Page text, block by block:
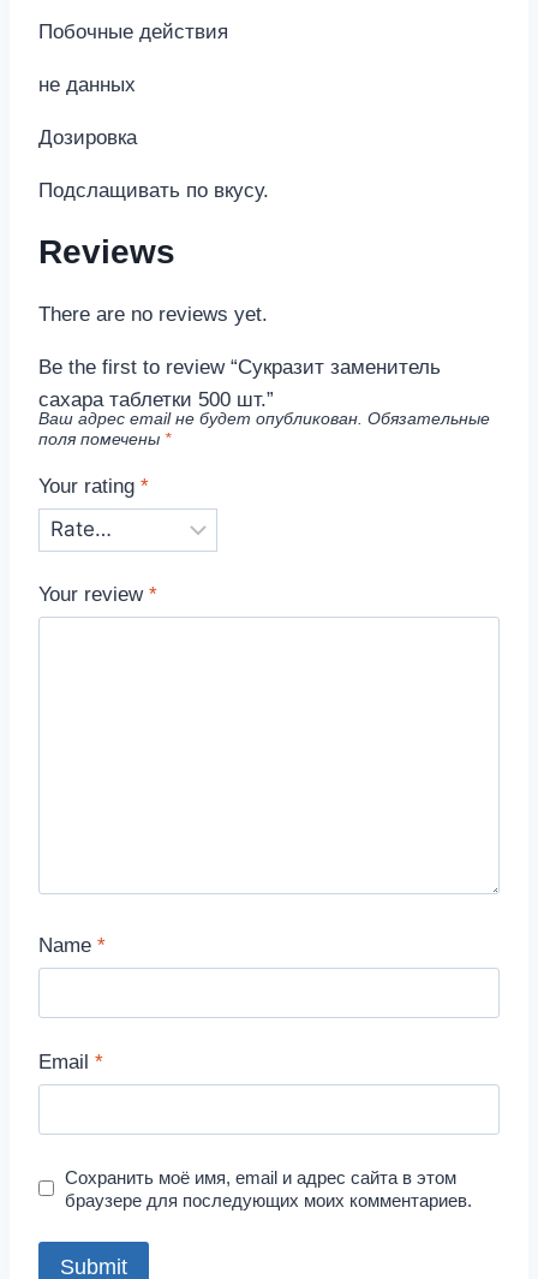
Побочные действия
не данных
Дозировка
Подслащивать по вкусу.
Reviews
There are no reviews yet.
Be the first to review “Сукразит заменитель
сахара таблетки 500 шт.”
Ваш адрес email не будет опубликован. Обязательные
поля помечены *
Your rating *
Your review *
Name *
Email *
Сохранить моё имя, email и адрес сайта в этом
браузере для последующих моих комментариев.